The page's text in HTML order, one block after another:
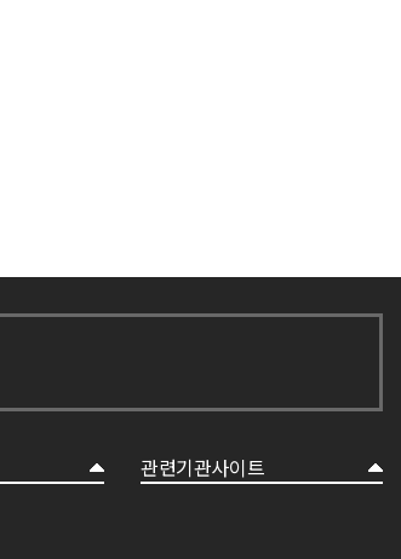
관련기관사이트